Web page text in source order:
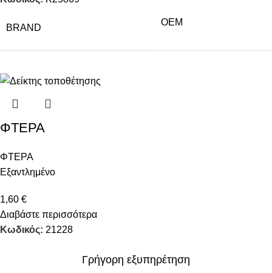
BRAND
OEM
ΦΤΕΡΑ
ΦΤΕΡΑ
Εξαντλημένο
1,60 €
Διαβάστε περισσότερα
Κωδικός: 21228
Γρήγορη εξυπηρέτηση